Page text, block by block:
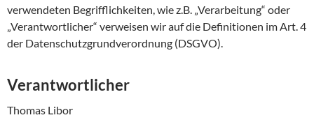
verwendeten Begrifflichkeiten, wie z.B. „Verarbeitung“ oder
„Verantwortlicher“ verweisen wir auf die Definitionen im Art. 4
der Datenschutzgrundverordnung (DSGVO).
Verantwortlicher
Thomas Libor